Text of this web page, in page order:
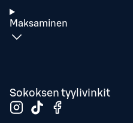
Maksaminen
Sokoksen tyylivinkit